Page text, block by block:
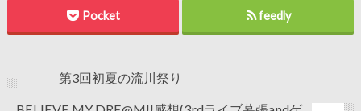
Pocket feedly
第3回初夏の流川祭り